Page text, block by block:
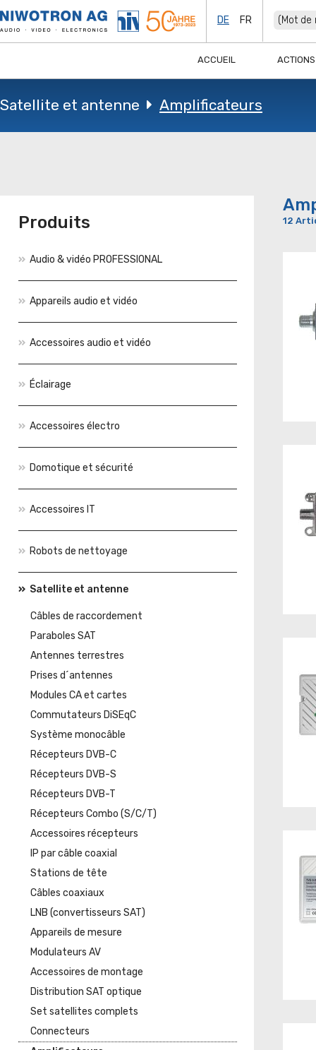
DE FR
ACCUEIL ACTIONS
Satellite et antenne Amplificateurs
Produits
Audio & vidéo PROFESSIONAL
Appareils audio et vidéo
Accessoires audio et vidéo
Éclairage
Accessoires électro
Domotique et sécurité
Accessoires IT
Robots de nettoyage
Satellite et antenne
Câbles de raccordement
Paraboles SAT
Antennes terrestres
Prises d´antennes
Modules CA et cartes
Commutateurs DiSEqC
Système monocâble
Récepteurs DVB-C
Récepteurs DVB-S
Récepteurs DVB-T
Récepteurs Combo (S/C/T)
Accessoires récepteurs
IP par câble coaxial
Stations de tête
Câbles coaxiaux
LNB (convertisseurs SAT)
Appareils de mesure
Modulateurs AV
Accessoires de montage
Distribution SAT optique
Set satellites complets
Connecteurs
12